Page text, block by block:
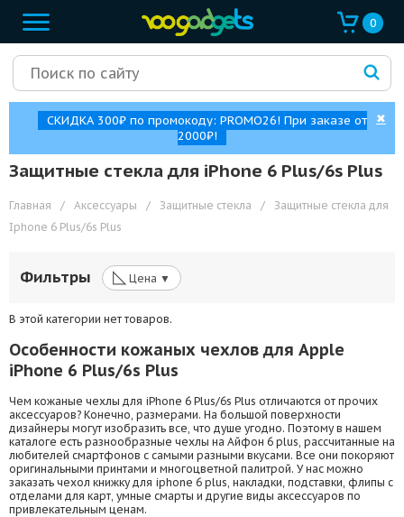
0
СКИДКА 300₽ по промокоду: PROMO26! При заказе от
2000₽!
✖
Защитные стекла для iPhone 6 Plus/6s Plus
Главная / Аксессуары / Защитные стекла /
Защитные стекла для
Iphone 6 Plus/6s Plus
Фильтры ◺ Цена ▼
В этой категории нет товаров.
Особенности кожаных чехлов для Apple
iPhone 6 Plus/6s Plus
Чем кожаные чехлы для iPhone 6 Plus/6s Plus отличаются от прочих
аксессуаров? Конечно, размерами. На большой поверхности
дизайнеры могут изобразить все, что душе угодно. Поэтому в нашем
каталоге есть разнообразные чехлы на Айфон 6 plus, рассчитанные на
любителей смартфонов с самыми разными вкусами. Все они покоряют
оригинальными принтами и многоцветной палитрой. У нас можно
заказать чехол книжку для iphone 6 plus, накладки, подставки, флипы с
отделами для карт, умные смарты и другие виды аксессуаров по
привлекательным ценам.